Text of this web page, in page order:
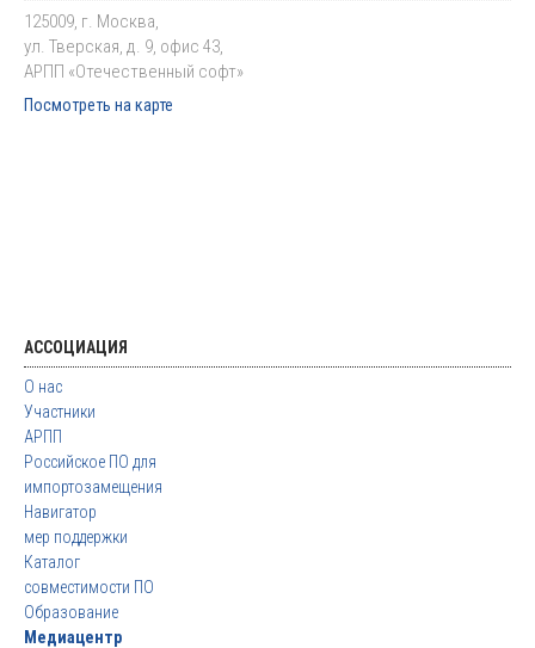
125009, г. Москва,
ул. Тверская, д. 9, офис 43,
АРПП «Отечественный софт»
Посмотреть на карте
АССОЦИАЦИЯ
О нас
Участники
АРПП
Российское ПО для
импортозамещения
Навигатор
мер поддержки
Каталог
совместимости ПО
Образование
Медиацентр